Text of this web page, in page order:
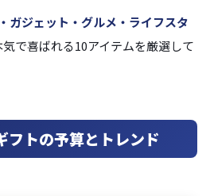
ガジェット・グルメ・ライフスタ
で喜ばれる10アイテムを厳選して
トの予算とトレンド